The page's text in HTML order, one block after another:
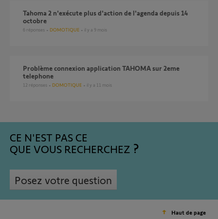
Tahoma 2 n'exécute plus d'action de l'agenda depuis 14
octobre
6 réponses DOMOTIQUE il y a 9 mois
Problème connexion application TAHOMA sur 2eme
telephone
12 réponses DOMOTIQUE il y a 11 mois
CE N'EST PAS CE
QUE VOUS RECHERCHEZ
Posez votre question
Haut de page